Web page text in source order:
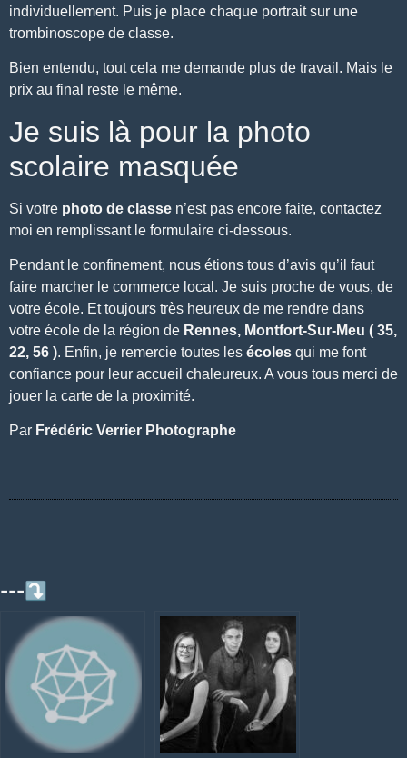
individuellement. Puis je place chaque portrait sur une
trombinoscope de classe.
Bien entendu, tout cela me demande plus de travail. Mais le
prix au final reste le même.
Je suis là pour la photo
scolaire masquée
Si votre photo de classe n’est pas encore faite, contactez
moi en remplissant le formulaire ci-dessous.
Pendant le confinement, nous étions tous d’avis qu’il faut
faire marcher le commerce local. Je suis proche de vous, de
votre école. Et toujours très heureux de me rendre dans
votre école de la région de Rennes, Montfort-Sur-Meu ( 35,
22, 56 ). Enfin, je remercie toutes les écoles qui me font
confiance pour leur accueil chaleureux. A vous tous merci de
jouer la carte de la proximité.
Par Frédéric Verrier Photographe
---⤵